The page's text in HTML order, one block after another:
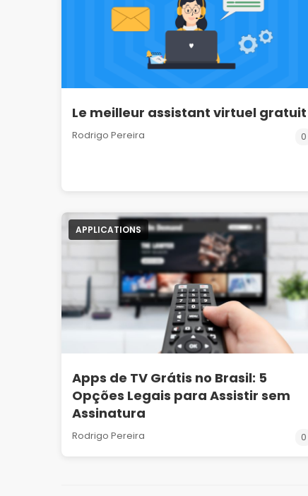
Le meilleur assistant virtuel gratuit
Rodrigo Pereira 0
APPLICATIONS
Apps de TV Grátis no Brasil: 5
Opções Legais para Assistir sem
Assinatura
Rodrigo Pereira 0